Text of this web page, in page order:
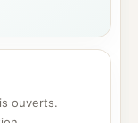
ouverts.